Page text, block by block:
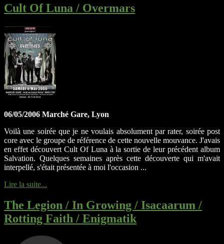
Cult Of Luna / Overmars
06/05/2006 Marché Gare, Lyon
Voilà une soirée que je ne voulais absolument par rater, soirée post
core avec le groupe de référence de cette nouvelle mouvance. J'avais
en effet découvert Cult Of Luna à la sortie de leur précédent album
Salvation. Quelques semaines après cette découverte qui m'avait
interpellé, s'était présentée à moi l'occasion ...
Lire la suite...
The Legion / In Growing / Isacaarum /
Rotting Faith / Enigmatik